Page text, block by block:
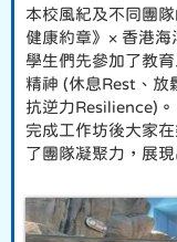
本校風紀及不同團
健康約章》× 香港海
學生們先參加了教
精神 (休息Rest、
抗逆力Resilience)。
完成工作坊後大家
了團隊凝聚力，展